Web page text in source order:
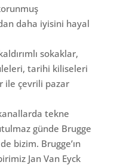
daha iyisini hayal
sokaklar,
tarihi kiliseleri
ile çevrili pazar
kanallarda tekne
günde Brugge
bizim. Brugge’ın
Jan Van Eyck